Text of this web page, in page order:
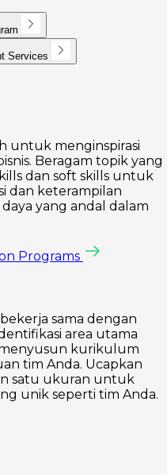
Services
untuk menginspirasi
Beragam topik yang
dan soft skills untuk
dan keterampilan
yang andal dalam
Programs
sama dengan
area utama
kurikulum
tim Anda. Ucapkan
satu ukuran untuk
unik seperti tim Anda.